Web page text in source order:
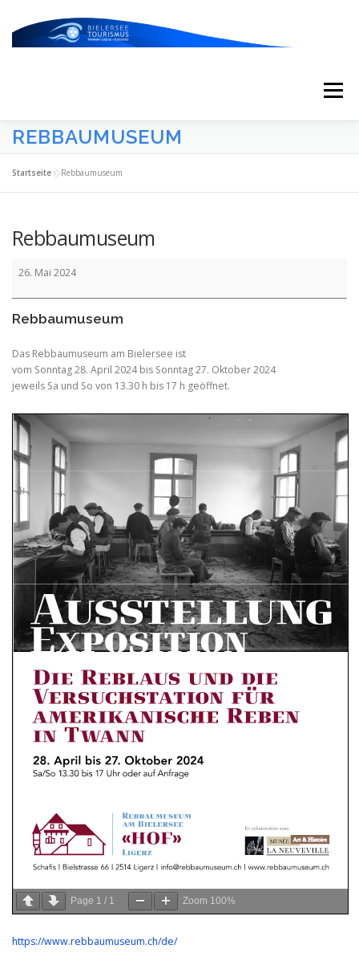
Menü
ESSEN/TRINKEN/SCHLAFEN
REBBAUMUSEUM
Startseite »Rebbaumuseum
Rebbaumuseum
26. Mai 2024
Rebbaumuseum
Das Rebbaumuseum am Bielersee ist
vom Sonntag 28. April 2024 bis Sonntag 27. Oktober 2024
jeweils Sa und So von 13.30 h bis 17 h geöffnet.
Page 1 / 1 Zoom 100%
https://www.rebbaumuseum.ch/de/